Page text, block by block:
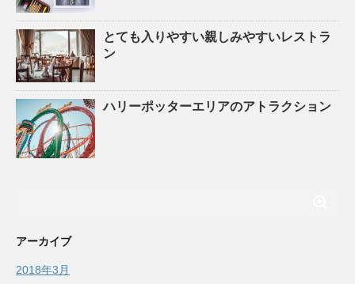
とても入りやすい親しみやすいレストラ
ン
ハリーポッターエリアのアトラクション
アーカイブ
2018年3月